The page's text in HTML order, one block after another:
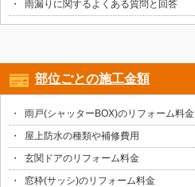
雨漏りに関するよくある質問と回答
部位ごとの施工金額
雨戸(シャッターBOX)のリフォーム料金
屋上防水の種類や補修費用
玄関ドアのリフォーム料金
窓枠(サッシ)のリフォーム料金